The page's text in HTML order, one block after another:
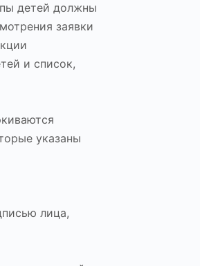
детей должны
заявки
и список,
указаны
лица,